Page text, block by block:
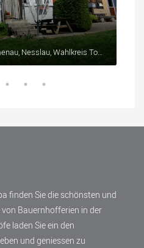
finden Sie die schönsten und
Bauernhofferien in der
laden Sie ein den
und geniessen zu